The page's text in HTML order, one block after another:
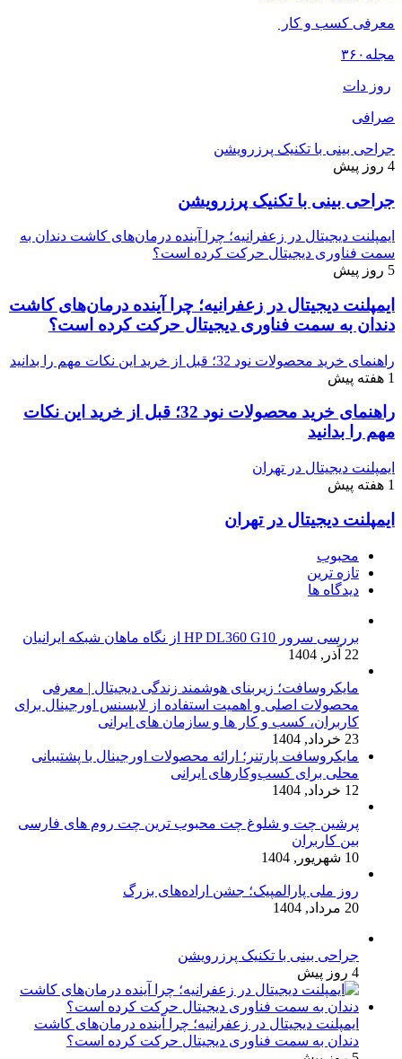
معرفی کسب و کار
مجله ۳۶۰
روز دات
صرافی
جراحی بینی با تکنیک پرزرویشن
4 روز پیش
جراحی بینی با تکنیک پرزرویشن
ایمپلنت دیجیتال در زعفرانیه؛ چرا آینده درمان‌های کاشت دندان به
سمت فناوری دیجیتال حرکت کرده است؟
5 روز پیش
ایمپلنت دیجیتال در زعفرانیه؛ چرا آینده درمان‌های کاشت
دندان به سمت فناوری دیجیتال حرکت کرده است؟
راهنمای خرید محصولات نود 32؛ قبل از خرید این نکات مهم را بدانید
1 هفته پیش
راهنمای خرید محصولات نود 32؛ قبل از خرید این نکات
مهم را بدانید
ایمپلنت دیجیتال در تهران
1 هفته پیش
ایمپلنت دیجیتال در تهران
محبوب
تازه ترین
دیدگاه ها
بررسی سرور HP DL360 G10 از نگاه ماهان شبکه ایرانیان
22 آذر, 1404
مایکروسافت؛ زیربنای هوشمند زندگی دیجیتال | معرفی
محصولات اصلی و اهمیت استفاده از لایسنس اورجینال برای
کاربران، کسب و کار ها و سازمان های ایرانی
23 خرداد, 1404
مایکروسافت پارتنر؛ ارائه محصولات اورجینال با پشتیبانی
محلی برای کسب‌وکارهای ایرانی
12 خرداد, 1404
پرشین چت و شلوغ چت محبوب ترین چت روم های فارسی
بین کاربران
10 شهریور, 1404
روز ملی پارالمپیک؛ جشن اراده‌های بزرگ
20 مرداد, 1404
جراحی بینی با تکنیک پرزرویشن
4 روز پیش
ایمپلنت دیجیتال در زعفرانیه؛ چرا آینده درمان‌های کاشت
دندان به سمت فناوری دیجیتال حرکت کرده است؟